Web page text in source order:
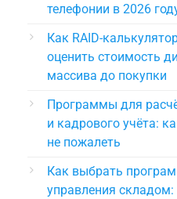
телефонии в 2026
Как RAID-
оценить стоимость
массива до покупки
Программы для
и кадрового учёта:
не пожалеть
Как выбрать
управления складом: